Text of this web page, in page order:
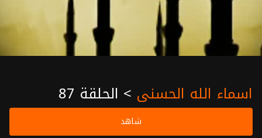
اسماء الله الحسنى > الحلقة 87
شاهد